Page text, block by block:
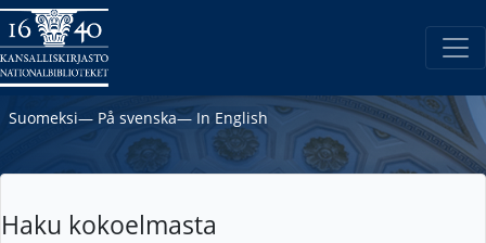
Suomeksi― På svenska― In English
Haku kokoelmasta